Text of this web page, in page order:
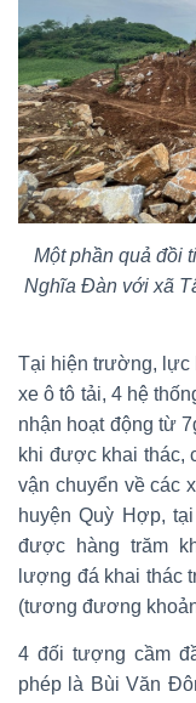
Một phần quả đồi
Nghĩa Đàn với xã
Tại hiện trường, lực
xe ô tô tải, 4 hệ
nhận hoạt động từ
khi được khai thác,
vận chuyển về các
huyện Quỳ Hợp,
được hàng trăm
lượng đá khai thác
(tương đương
4 đối tượng cầm
phép là Bùi Văn